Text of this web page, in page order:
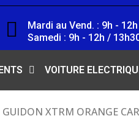
Mardi au Vend. : 9h -
Samedi : 9h - 12h /
VOITURE
GUIDON XTRM ORANGE